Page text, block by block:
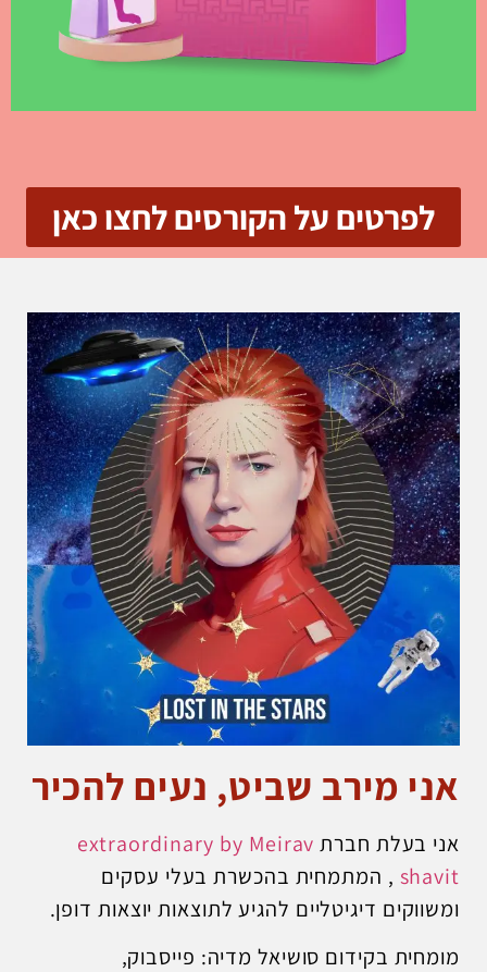
לפרטים על הקורסים לחצו כאן
אני מירב שביט, נעים להכיר
אני בעלת חברת extraordinary by Meirav
shavit , המתמחית בהכשרת בעלי עסקים
ומשווקים דיגיטליים להגיע לתוצאות יוצאות דופן.
מומחית בקידום סושיאל מדיה: פייסבוק,